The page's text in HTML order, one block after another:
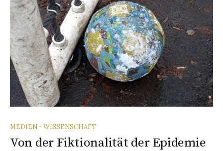
MEDIEN - WISSENSCHAFT
Von der Fiktionalität der Epidemie